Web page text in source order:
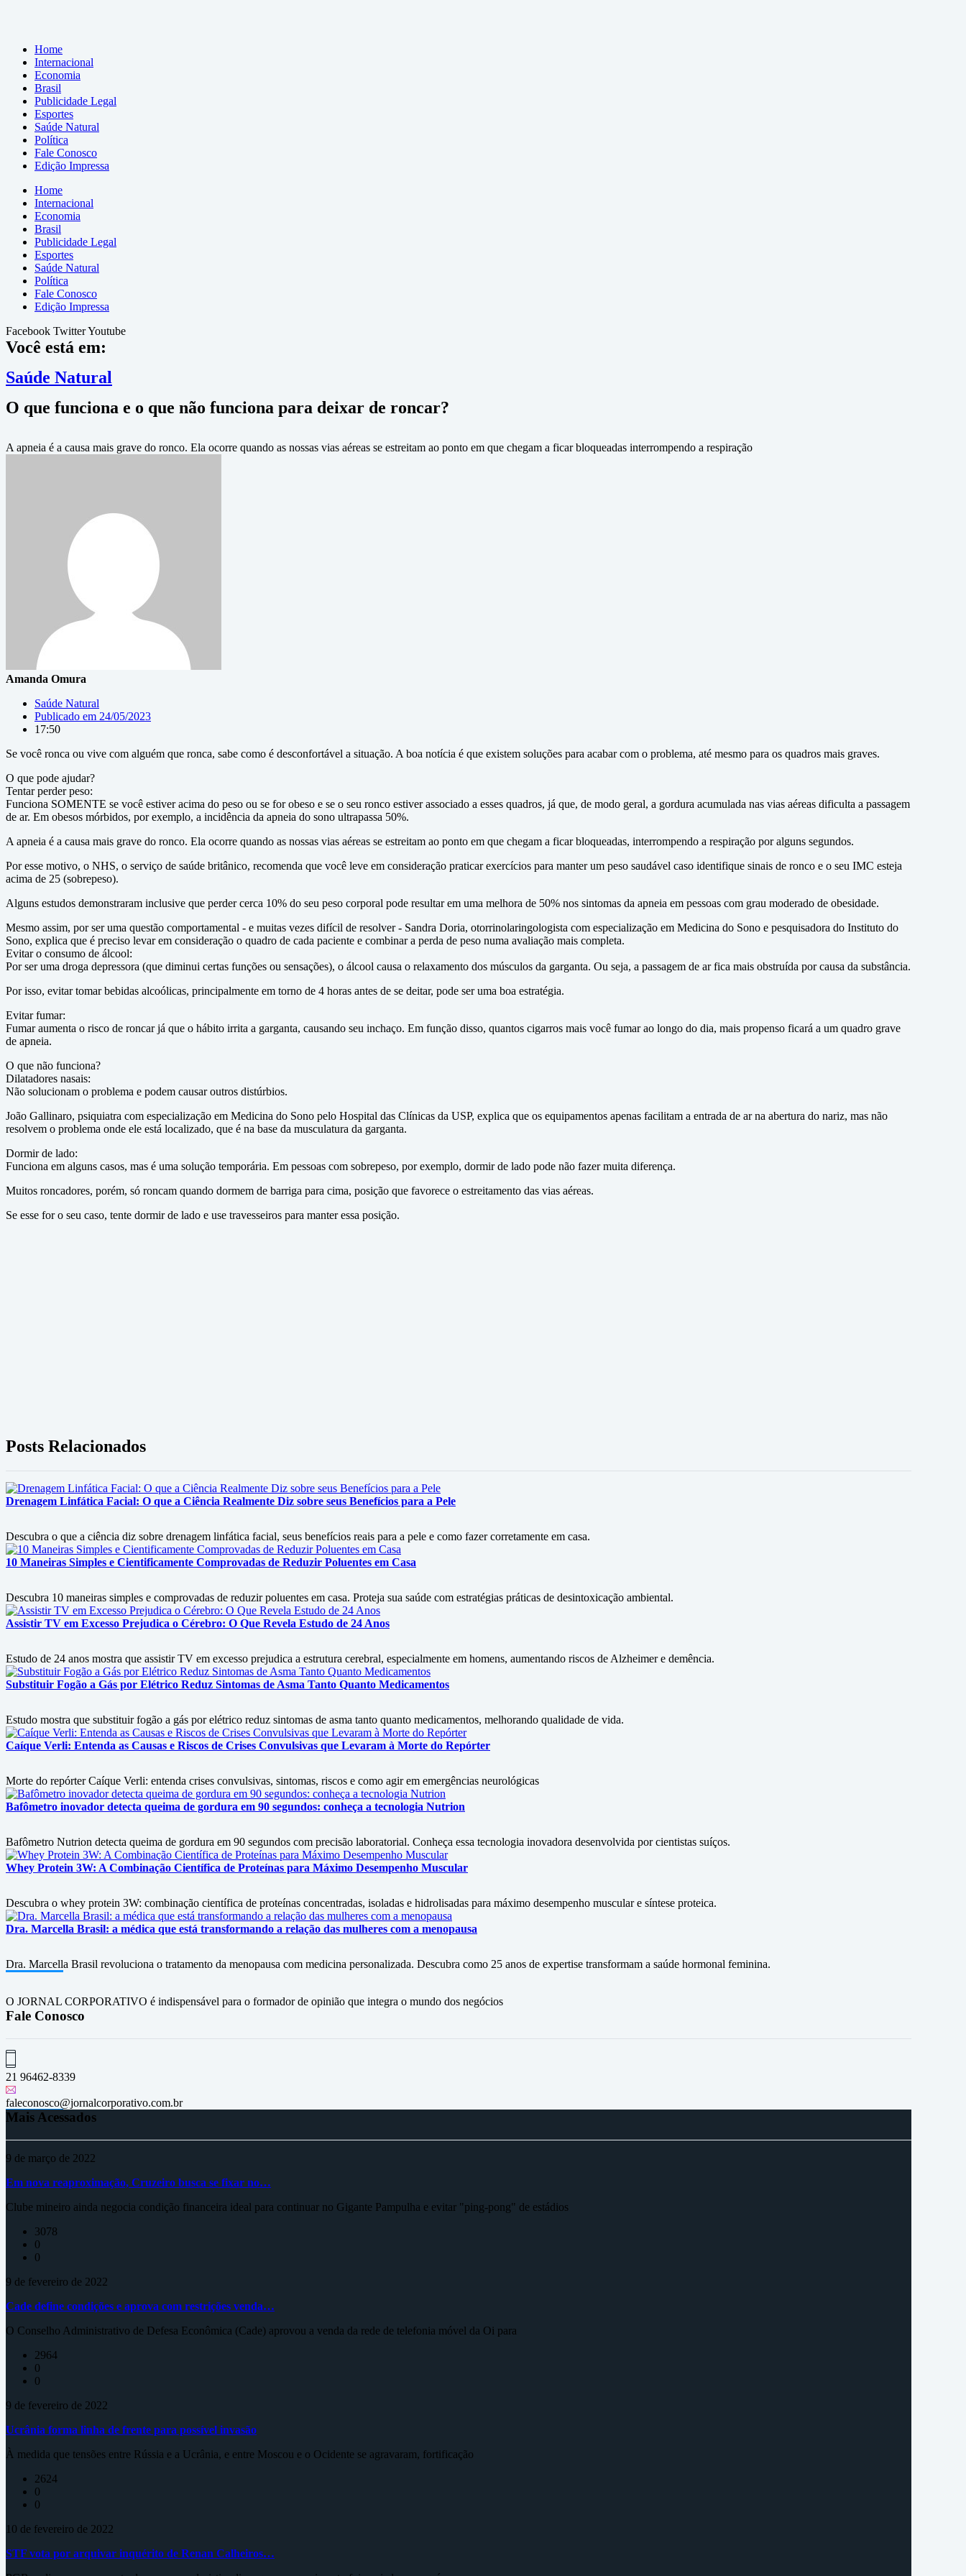
Home
Internacional
Economia
Brasil
Publicidade Legal
Esportes
Saúde Natural
Política
Fale Conosco
Edição Impressa
Home
Internacional
Economia
Brasil
Publicidade Legal
Esportes
Saúde Natural
Política
Fale Conosco
Edição Impressa
Facebook TwitterYoutube
Você está em:
Saúde Natural
O que funciona e o que não funciona para deixar de roncar?
A apneia é a causa mais grave do ronco. Ela ocorre quando as nossas vias aéreas se estreitam ao ponto em que chegam a ficar bloqueadas interrompendo a respiração
Amanda Omura
Saúde Natural
Publicado em 24/05/2023
17:50
Se você ronca ou vive com alguém que ronca, sabe como é desconfortável a situação. A boa notícia é que existem soluções para acabar com o problema, até mesmo para os quadros mais graves.
O que pode ajudar?
Tentar perder peso:
Funciona SOMENTE se você estiver acima do peso ou se for obeso e se o seu ronco estiver associado a esses quadros, já que, de modo geral, a gordura acumulada nas vias aéreas dificulta a passagem
de ar. Em obesos mórbidos, por exemplo, a incidência da apneia do sono ultrapassa 50%.
A apneia é a causa mais grave do ronco. Ela ocorre quando as nossas vias aéreas se estreitam ao ponto em que chegam a ficar bloqueadas, interrompendo a respiração por alguns segundos.
Por esse motivo, o NHS, o serviço de saúde britânico, recomenda que você leve em consideração praticar exercícios para manter um peso saudável caso identifique sinais de ronco e o seu IMC esteja
acima de 25 (sobrepeso).
Alguns estudos demonstraram inclusive que perder cerca 10% do seu peso corporal pode resultar em uma melhora de 50% nos sintomas da apneia em pessoas com grau moderado de obesidade.
Mesmo assim, por ser uma questão comportamental - e muitas vezes difícil de resolver - Sandra Doria, otorrinolaringologista com especialização em Medicina do Sono e pesquisadora do Instituto do
Sono, explica que é preciso levar em consideração o quadro de cada paciente e combinar a perda de peso numa avaliação mais completa.
Evitar o consumo de álcool:
Por ser uma droga depressora (que diminui certas funções ou sensações), o álcool causa o relaxamento dos músculos da garganta. Ou seja, a passagem de ar fica mais obstruída por causa da substância.
Por isso, evitar tomar bebidas alcoólicas, principalmente em torno de 4 horas antes de se deitar, pode ser uma boa estratégia.
Evitar fumar:
Fumar aumenta o risco de roncar já que o hábito irrita a garganta, causando seu inchaço. Em função disso, quantos cigarros mais você fumar ao longo do dia, mais propenso ficará a um quadro grave
de apneia.
O que não funciona?
Dilatadores nasais:
Não solucionam o problema e podem causar outros distúrbios.
João Gallinaro, psiquiatra com especialização em Medicina do Sono pelo Hospital das Clínicas da USP, explica que os equipamentos apenas facilitam a entrada de ar na abertura do nariz, mas não
resolvem o problema onde ele está localizado, que é na base da musculatura da garganta.
Dormir de lado:
Funciona em alguns casos, mas é uma solução temporária. Em pessoas com sobrepeso, por exemplo, dormir de lado pode não fazer muita diferença.
Muitos roncadores, porém, só roncam quando dormem de barriga para cima, posição que favorece o estreitamento das vias aéreas.
Se esse for o seu caso, tente dormir de lado e use travesseiros para manter essa posição.
Posts Relacionados
Drenagem Linfática Facial: O que a Ciência Realmente Diz sobre seus Benefícios para a Pele
Descubra o que a ciência diz sobre drenagem linfática facial, seus benefícios reais para a pele e como fazer corretamente em casa.
10 Maneiras Simples e Cientificamente Comprovadas de Reduzir Poluentes em Casa
Descubra 10 maneiras simples e comprovadas de reduzir poluentes em casa. Proteja sua saúde com estratégias práticas de desintoxicação ambiental.
Assistir TV em Excesso Prejudica o Cérebro: O Que Revela Estudo de 24 Anos
Estudo de 24 anos mostra que assistir TV em excesso prejudica a estrutura cerebral, especialmente em homens, aumentando riscos de Alzheimer e demência.
Substituir Fogão a Gás por Elétrico Reduz Sintomas de Asma Tanto Quanto Medicamentos
Estudo mostra que substituir fogão a gás por elétrico reduz sintomas de asma tanto quanto medicamentos, melhorando qualidade de vida.
Caíque Verli: Entenda as Causas e Riscos de Crises Convulsivas que Levaram à Morte do Repórter
Morte do repórter Caíque Verli: entenda crises convulsivas, sintomas, riscos e como agir em emergências neurológicas
Bafômetro inovador detecta queima de gordura em 90 segundos: conheça a tecnologia Nutrion
Bafômetro Nutrion detecta queima de gordura em 90 segundos com precisão laboratorial. Conheça essa tecnologia inovadora desenvolvida por cientistas suíços.
Whey Protein 3W: A Combinação Científica de Proteínas para Máximo Desempenho Muscular
Descubra o whey protein 3W: combinação científica de proteínas concentradas, isoladas e hidrolisadas para máximo desempenho muscular e síntese proteica.
Dra. Marcella Brasil: a médica que está transformando a relação das mulheres com a menopausa
Dra. Marcella Brasil revoluciona o tratamento da menopausa com medicina personalizada. Descubra como 25 anos de expertise transformam a saúde hormonal feminina.
O JORNAL CORPORATIVO é indispensável para o formador de opinião que integra o mundo dos negócios
Fale Conosco
21 96462-8339
faleconosco@jornalcorporativo.com.br
Mais Acessados
9 de março de 2022
Em nova reaproximação, Cruzeiro busca se fixar no…
Clube mineiro ainda negocia condição financeira ideal para continuar no Gigante Pampulha e evitar "ping-pong" de estádios
3078
0
0
9 de fevereiro de 2022
Cade define condições e aprova com restrições venda…
O Conselho Administrativo de Defesa Econômica (Cade) aprovou a venda da rede de telefonia móvel da Oi para
2964
0
0
9 de fevereiro de 2022
Ucrânia forma linha de frente para possível invasão
À medida que tensões entre Rússia e a Ucrânia, e entre Moscou e o Ocidente se agravaram, fortificação
2624
0
0
10 de fevereiro de 2022
STF vota por arquivar inquérito de Renan Calheiros…